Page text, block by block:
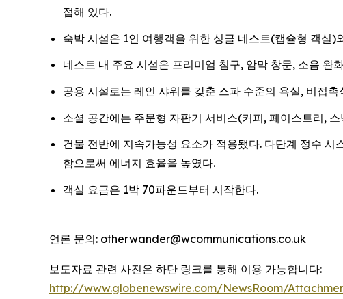
접해 있다.
숙박 시설은 1인 여행객을 위한 싱글 네스트(캡슐형 객실
네스트 내 주요 시설은 프리미엄 침구, 암막 창문, 소음
공용 시설로는 레인 샤워를 갖춘 스파 수준의 욕실, 비접
소셜 공간에는 주문형 자판기 서비스(커피, 페이스트리,
건물 전반에 지속가능성 요소가 적용됐다. 다단계 정수
함으로써 에너지 효율을 높였다.
객실 요금은 1박 70파운드부터 시작한다.
언론 문의: otherwander@wcommunications.co.uk
보도자료 관련 사진은 하단 링크를 통해 이용 가능합니다:
http://www.globenewswire.com/NewsRoom/